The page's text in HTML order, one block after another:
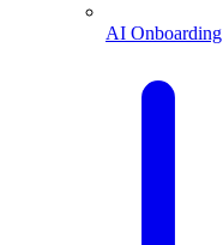
AI Onboarding